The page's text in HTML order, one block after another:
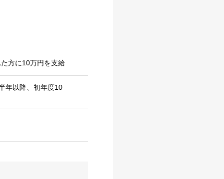
方に10万円を支給
年以降、初年度10